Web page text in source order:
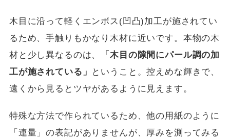
木目に沿って軽くエンボス(凹凸)加工が施されてい
るため、手触りもかなり木材に近いです。本物の木
材と少し異なるのは、
「木目の隙間にパール調の加
工が施されている」
ということ。控えめな輝きで、
遠くから見るとツヤがあるように見えます。
特殊な方法で作られているため、他の用紙のように
「連量」の表記がありませんが、厚みを測ってみる